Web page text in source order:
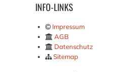
INFO-LINKS
Impressum
AGB
Datenschutz
Sitemap